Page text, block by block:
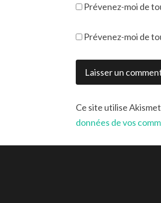
Prévenez-moi de
Prévenez-moi de
Ce site utilise
données de vos